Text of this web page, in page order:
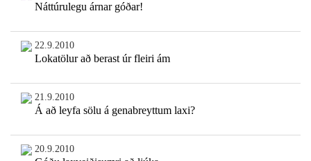
Náttúrulegu árnar góðar!
22.9.2010
Lokatölur að berast úr fleiri ám
21.9.2010
Á að leyfa sölu á genabreyttum laxi?
20.9.2010